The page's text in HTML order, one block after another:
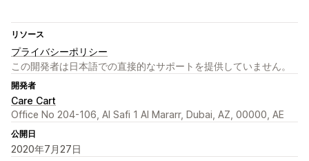
リソース
プライバシーポリシー
この開発者は日本語での直接的なサポートを提供していません。
開発者
Care Cart
Office No 204-106, Al Safi 1 Al Mararr, Dubai, AZ, 00000, AE
公開日
2020年7月27日